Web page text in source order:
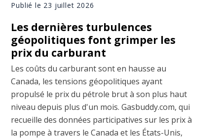
Publié le 23 juillet 2026
Les dernières turbulences
géopolitiques font grimper les
prix du carburant
Les coûts du carburant sont en hausse au
Canada, les tensions géopolitiques ayant
propulsé le prix du pétrole brut à son plus haut
niveau depuis plus d'un mois. Gasbuddy.com, qui
recueille des données participatives sur les prix à
la pompe à travers le Canada et les États-Unis,